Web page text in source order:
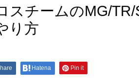
スチームのMG/
り方
Hatena Pin it